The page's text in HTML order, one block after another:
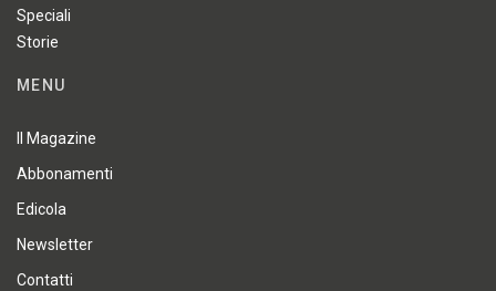
Speciali
Storie
MENU
Il Magazine
Abbonamenti
Edicola
Newsletter
Contatti